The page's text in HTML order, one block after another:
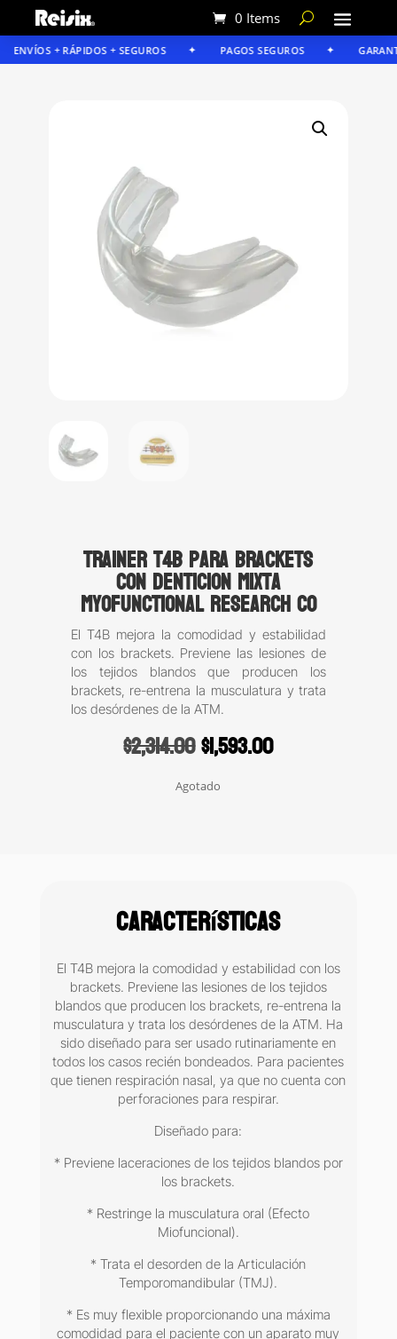
0 Items
ENVÍOS + RÁPIDOS + SEGUROS PAGOS SEGUROS
Trainer T4B para brackets
con denticion mixta
Myofunctional Research Co
El T4B mejora la comodidad y estabilidad
con los brackets. Previene las lesiones de
los tejidos blandos que producen los
brackets, re-entrena la musculatura y trata
los desórdenes de la ATM.
$2,314.00Original
price
was:
$1,593.00Current
Agotado
Características
El T4B mejora la comodidad y estabilidad con los
brackets. Previene las lesiones de los tejidos
blandos que producen los brackets, re-entrena la
musculatura y trata los desórdenes de la ATM. Ha
sido diseñado para ser usado rutinariamente en
todos los casos recién bondeados. Para pacientes
que tienen respiración nasal, ya que no cuenta con
perforaciones para respirar.
Diseñado para:
* Previene laceraciones de los tejidos blandos por
los brackets.
* Restringe la musculatura oral (Efecto
Miofuncional).
* Trata el desorden de la Articulación
Temporomandibular (TMJ).
* Es muy flexible proporcionando una máxima
comodidad para el paciente con un aparato muy